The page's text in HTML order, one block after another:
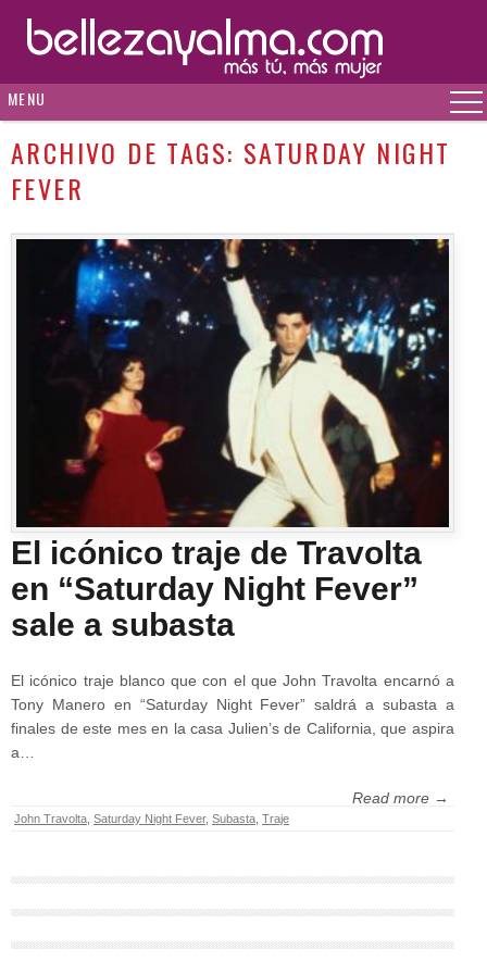
MENU
ARCHIVO DE TAGS: SATURDAY NIGHT
FEVER
El icónico traje de Travolta
en “Saturday Night Fever”
sale a subasta
El icónico traje blanco que con el que John Travolta encarnó a
Tony Manero en “Saturday Night Fever” saldrá a subasta a
finales de este mes en la casa Julien’s de California, que aspira
a…
Read more →
John Travolta Saturday Night Fever, Subasta Traje